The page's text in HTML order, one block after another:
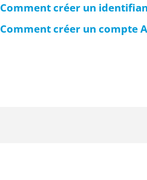
Comment créer un
Comment créer un compte